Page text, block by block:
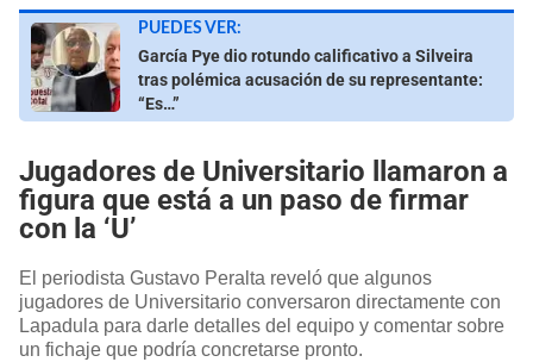
PUEDES VER:
García Pye dio rotundo calificativo a Silveira
tras polémica acusación de su representante:
“Es…”
Jugadores de Universitario llamaron a
figura que está a un paso de firmar
con la ‘U’
El periodista Gustavo Peralta reveló que algunos
jugadores de Universitario conversaron directamente con
Lapadula para darle detalles del equipo y comentar sobre
un fichaje que podría concretarse pronto.